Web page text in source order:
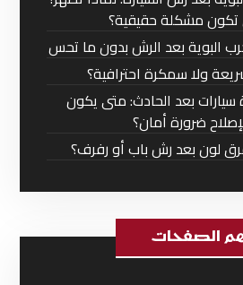
مشكلة حقيقية؟
البوية بعد الرش بدون ما تحس
ولا سمكرة احترافية؟
بعد الحادث: متى يكون
ضرورة أمان؟
لون بعد رش باب أو رفرف؟
الصفحات